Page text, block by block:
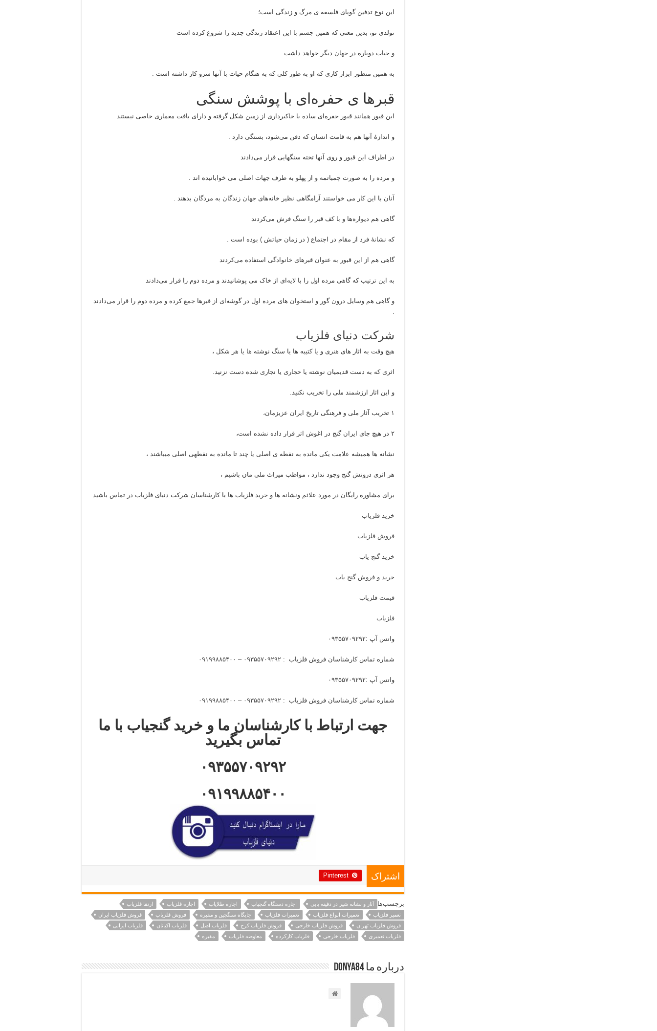
این نوع تدفین گویای فلسفه ی مرگ و زندگی است؛
تولدی نو، بدین معنی که همین جسم با این اعتقاد زندگی جدید را شروع کرده است
و حیات دوباره در جهان دیگر خواهد داشت .
به همین منظور ابزار کاری که او به طور کلی که به هنگام حیات با آنها سرو کار داشته است .
قبرها ی حفره‌ای با پوشش سنگی
این قبور همانند قبور حفره‌ای ساده با خاکبرداری از زمین شکل گرفته و دارای بافت معماری خاصی نیستند
و اندازهٔ آنها هم به قامت انسان که دفن می‌شود، بستگی دارد .
در اطراف این قبور و روی آنها تخته سنگهایی قرار می‌دادند
و مرده را به صورت چمباتمه و از پهلو به طرف جهات اصلی می خوابانیده اند .
آنان با این کار می خواستند آرامگاهی نظیر خانه‌های جهان زندگان به مردگان بدهند .
گاهی هم دیواره‌ها و با کف قبر را سنگ فرش می‌کردند
که نشانهٔ فرد از مقام در اجتماع ( در زمان حیاتش ) بوده است .
گاهی هم از این قبور به عنوان قبرهای خانوادگی استفاده می‌کردند
به این ترتیب که گاهی مرده اول را با لایه‌ای از خاک می پوشانیدند و مرده دوم را قرار می‌دادند
و گاهی هم وسایل درون گور و استخوان های مرده اول در گوشه‌ای از قبرها جمع کرده و مرده دوم را قرار می‌دادند
شرکت دنیای فلزیاب
هیچ وقت به اثار های هنری و یا کتیبه ها یا سنگ نوشته ها یا هر شکل ،
اثری که به دست قدیمیان نوشته یا حجاری یا نجاری شده دست نزنید.
و این اثار ارزشمند ملی را تخریب نکنید.
۱ تخریب آثار ملی و فرهنگی تاریخ ایران عزیزمان،
۲ در هیچ جای ایران گنج در اغوش اثر قرار داده نشده است،
نشانه ها همیشه علامت یکی مانده به نقطه ی اصلی یا چند تا مانده به نقطهی اصلی میباشند ،
هر اثری درونش گنج وجود ندارد ، مواظب میراث ملی مان باشیم ،
برای مشاوره رایگان در مورد علائم ونشانه ها و خرید فلزیاب ها با کارشناسان شرکت دنیای فلزیاب در تماس باشید
خرید فلزیاب
فروش فلزیاب
خرید گنج یاب
خرید و فروش گنج یاب
قیمت فلزیاب
فلزیاب
واتس آپ :۰۹۳۵۵۷۰۹۲۹۲
شماره تماس کارشناسان فروش فلزیاب : ۰۹۳۵۵۷۰۹۲۹۲ – ۰۹۱۹۹۸۸۵۴۰۰
واتس آپ :۰۹۳۵۵۷۰۹۲۹۲
شماره تماس کارشناسان فروش فلزیاب : ۰۹۳۵۵۷۰۹۲۹۲ – ۰۹۱۹۹۸۸۵۴۰۰
جهت ارتباط با کارشناسان ما و خرید گنجیاب با ما
تماس بگیرید
۰۹۳۵۵۷۰۹۲۹۲
۰۹۱۹۹۸۸۵۴۰۰
اشتراک Pinterest
برچسب‌ها آثار و نشانه شیر در دفینه یابی اجاره دستگاه گنجیاب اجاره طلایاب اجاره فلزیاب
ارتقا فلزیاب
تعمیر فلزیاب
تعمیرات انواع فلزیاب تعمیرات فلزیاب جایگاه سنگچین و مقبره فروش فلزیاب
فروش فلزیاب ایران
فروش فلزیاب تهران
فروش فلزیاب خارجی فروش فلزیاب کرج فلزیاب اصل فلزیاب اکباتان
فلزیاب ایرانی
فلزیاب تعمیری
فلزیاب خارجی فلزیاب کارکرده معاوضه فلزیاب مقبره
درباره ما Donya84